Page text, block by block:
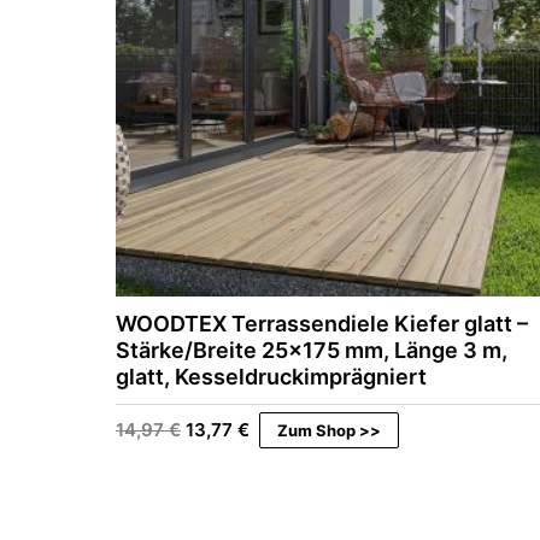
WOODTEX Terrassendiele Kiefer glatt –
Stärke/Breite 25×175 mm, Länge 3 m,
glatt, Kesseldruckimprägniert
14,97€ U
13,77 €A
Zum Shop >>